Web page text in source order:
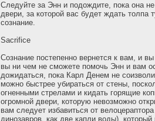
Следуйте за Энн и подождите, пока она
двери, за которой вас будет ждать толпа
сознание.
Sacrifice
Сознание постепенно вернется к вам, и
вы ни чем не сможете помочь Энн и вам
дожидаться, пока Карл Денем не
можно быстрее убираться от стены,
огненными стрелами и кидать горящие
огромной двери, которую невозможно
вам следует избавиться от
динозавров, как две капли воды),